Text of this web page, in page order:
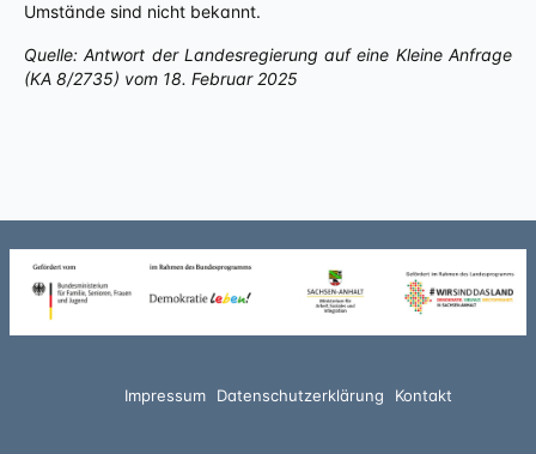
Umstände sind nicht bekannt.
Quelle: Antwort der Landesregierung auf eine Kleine Anfrage
(KA 8/2735) vom 18. Februar 2025
Impressum Datenschutzerklärung Kontakt